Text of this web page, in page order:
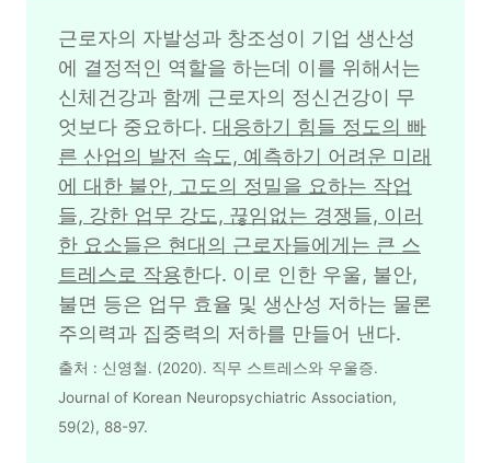
근로자의 자발성과 창조성이 기업 생산성
에 결정적인 역할을 하는데 이를 위해서는
신체건강과 함께 근로자의 정신건강이 무
엇보다 중요하다. 대응하기 힘들 정도의 빠
른 산업의 발전 속도, 예측하기 어려운 미래
에 대한 불안, 고도의 정밀을 요하는 작업
들, 강한 업무 강도, 끊임없는 경쟁들, 이러
한 요소들은 현대의 근로자들에게는 큰 스
트레스로 작용한다. 이로 인한 우울, 불안,
불면 등은 업무 효율 및 생산성 저하는 물론
주의력과 집중력의 저하를 만들어 낸다.
출처 : 신영철. (2020). 직무 스트레스와 우울증.
Journal of Korean Neuropsychiatric Association,
59(2), 88-97.